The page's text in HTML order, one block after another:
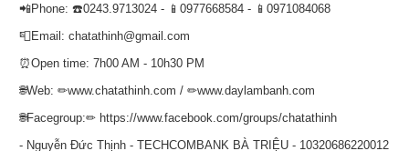
📲Phone: ☎️0243.9713024 - 📱0977668584 - 📱0971084068
📮Email: chatathinh@gmail.com
⏰Open time: 7h00 AM - 10h30 PM
🌐Web: ✏www.chatathinh.com / ✏www.daylambanh.com
🌐Facegroup:✏ https://www.facebook.com/groups/chatathinh
- Nguyễn Đức Thịnh - TECHCOMBANK BÀ TRIỆU - 10320686220012